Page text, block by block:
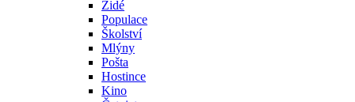
Židé
Populace
Školství
Mlýny
Pošta
Hostince
Kino